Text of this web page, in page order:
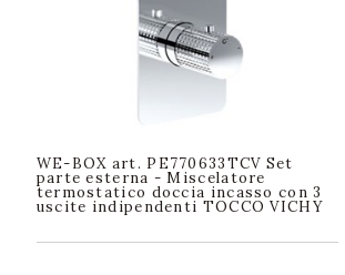
WE-BOX art. PE770633TCV Set
parte esterna - Miscelatore
termostatico doccia incasso con 3
uscite indipendenti TOCCO VICHY